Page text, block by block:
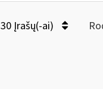
30 Įrašų(-ai)